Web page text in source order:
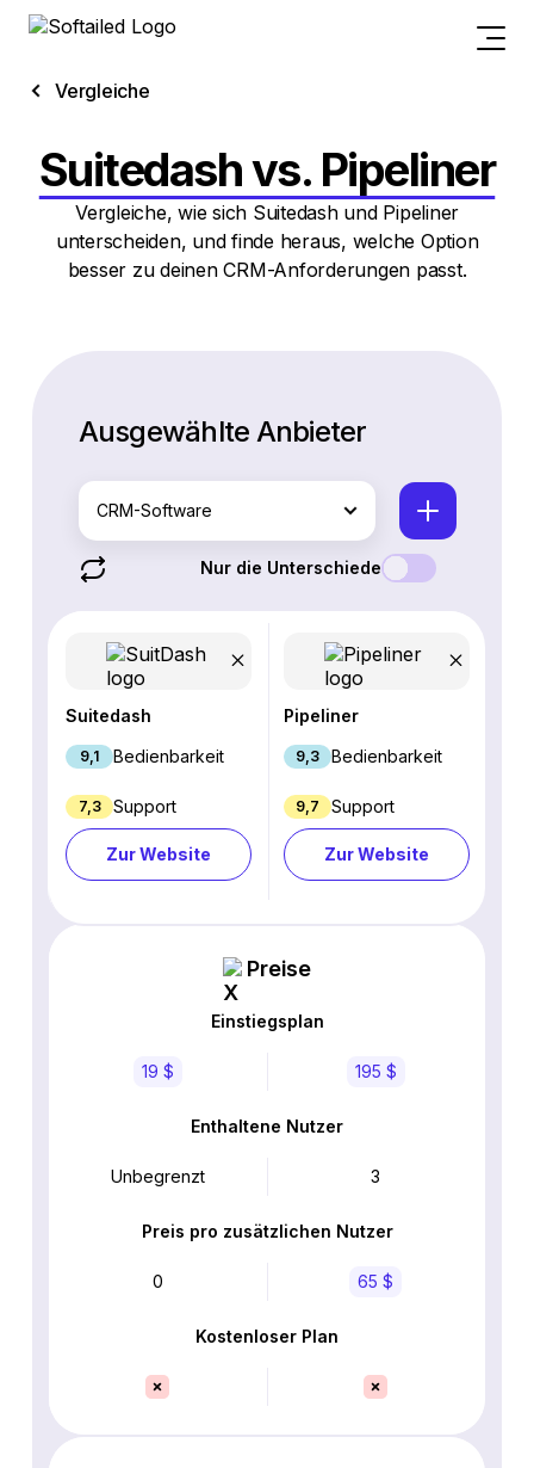
Vergleiche
Suitedash vs. Pipeliner
Vergleiche, wie sich Suitedash und Pipeliner
unterscheiden, und finde heraus, welche Option
besser zu deinen CRM-Anforderungen passt.
Ausgewählte Anbieter
CRM-Software
Nur die Unterschiede
Suitedash
9,1 Bedienbarkeit
7,3 Support
Zur Website
Pipeliner
9,3 Bedienbarkeit
9,7 Support
Zur Website
Preise
Einstiegsplan
19 $ 195 $
Enthaltene Nutzer
Unbegrenzt 3
Preis pro zusätzlichen Nutzer
0 65 $
Kostenloser Plan